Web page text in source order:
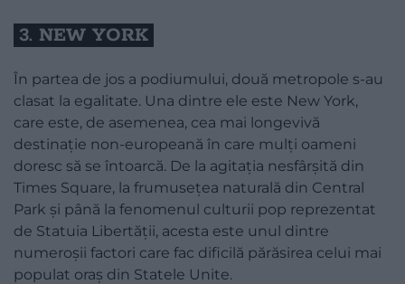
​3. NEW YORK
În partea de jos a podiumului, două metropole s-au
clasat la egalitate. Una dintre ele este New York,
care este, de asemenea, cea mai longevivă
destinație non-europeană în care mulți oameni
doresc să se întoarcă. De la agitația nesfârșită din
Times Square, la frumusețea naturală din Central
Park și până la fenomenul culturii pop reprezentat
de Statuia Libertății, acesta este unul dintre
numeroșii factori care fac dificilă părăsirea celui mai
populat oraș din Statele Unite.